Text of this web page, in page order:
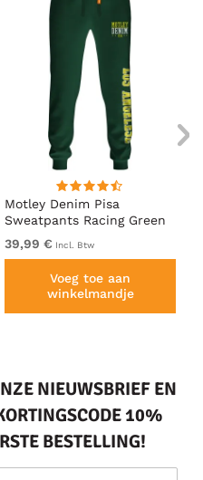
Motley Denim Pisa
Sweatpants Racing Green
39,99 € Incl. Btw
Voeg toe aan
winkelmandje
NIEUWSBRIEF EN
10%
BESTELLING!